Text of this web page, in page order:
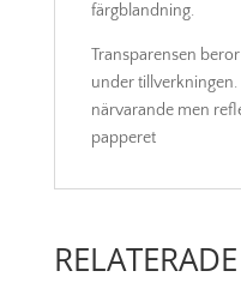
färgblandning.
Transparensen
under tillverkningen.
närvarande men
papperet